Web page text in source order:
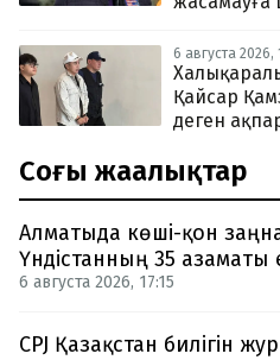
6 августа 2026,
Қайсар
деген
Соңғы жаңалықтар
Алматыда көші-қон
Үндістанның 35
6 августа 2026, 17:15
CPJ Қазақстан билігін